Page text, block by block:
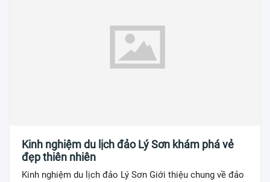
Kinh nghiệm du lịch đảo Lý Sơn khám phá vẻ
đẹp thiên nhiên
Kinh nghiệm du lịch đảo Lý Sơn Giới thiệu chung về đảo